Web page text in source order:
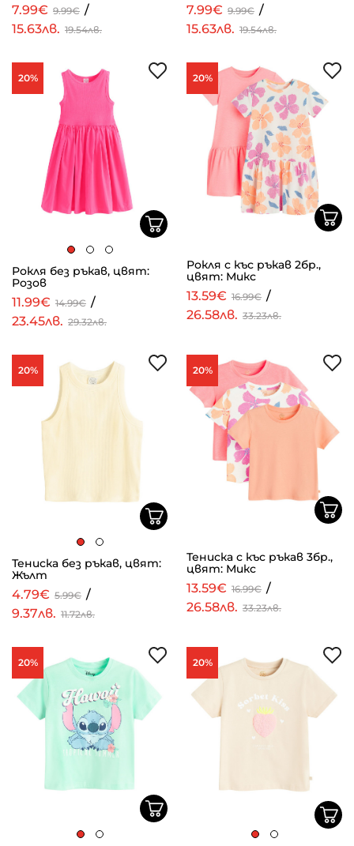
7.99€ 9.99€ /
15.63лв. 19.54лв.
7.99€ 9.99€ /
15.63лв. 19.54лв.
20%
Рокля без ръкав, цвят:
Розов
11.99€ 14.99€ /
23.45лв. 29.32лв.
20%
Рокля с къс ръкав 2бр.,
цвят: Микс
13.59€ 16.99€ /
26.58лв. 33.23лв.
20%
Тениска без ръкав, цвят:
Жълт
4.79€ 5.99€ /
9.37лв. 11.72лв.
20%
Тениска с къс ръкав 3бр.,
цвят: Микс
13.59€ 16.99€ /
26.58лв. 33.23лв.
20% 20%